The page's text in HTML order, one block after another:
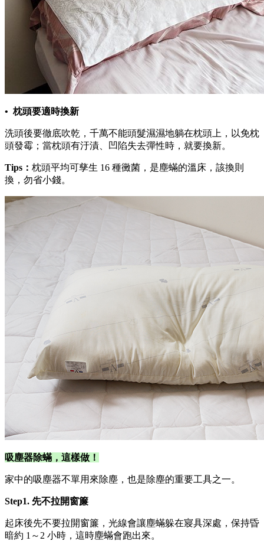
• 枕頭要適時換新
洗頭後要徹底吹乾，千萬不能頭髮濕濕地躺在枕頭上，以免枕
頭發霉；當枕頭有汙漬、凹陷失去彈性時，就要換新。
Tips： 枕頭平均可孳生 16 種黴菌，是塵蟎的溫床，該換則
換，勿省小錢。
吸塵器除蟎，這樣做！
家中的吸塵器不單用來除塵，也是除塵的重要工具之一。
Step1. 先不拉開窗簾
起床後先不要拉開窗簾，光線會讓塵蟎躲在寢具深處，保持昏
暗約 1～2 小時，這時塵蟎會跑出來。